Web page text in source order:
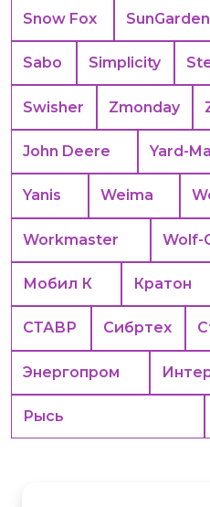
Snow Fox SunGarden
Sabo Simplicity
Swisher Zmonday
John Deere Yard-
Yanis Weima
Workmaster Wolf-
Мобил К Кратон
СТАВР Сибртех
Энергопром
Рысь